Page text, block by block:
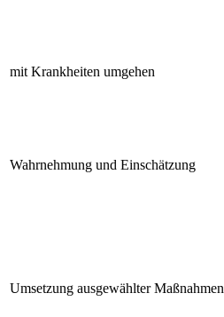
mit Krankheiten umgehen
Wahrnehmung und Einschätzung
Umsetzung ausgewählter Maßnahmen